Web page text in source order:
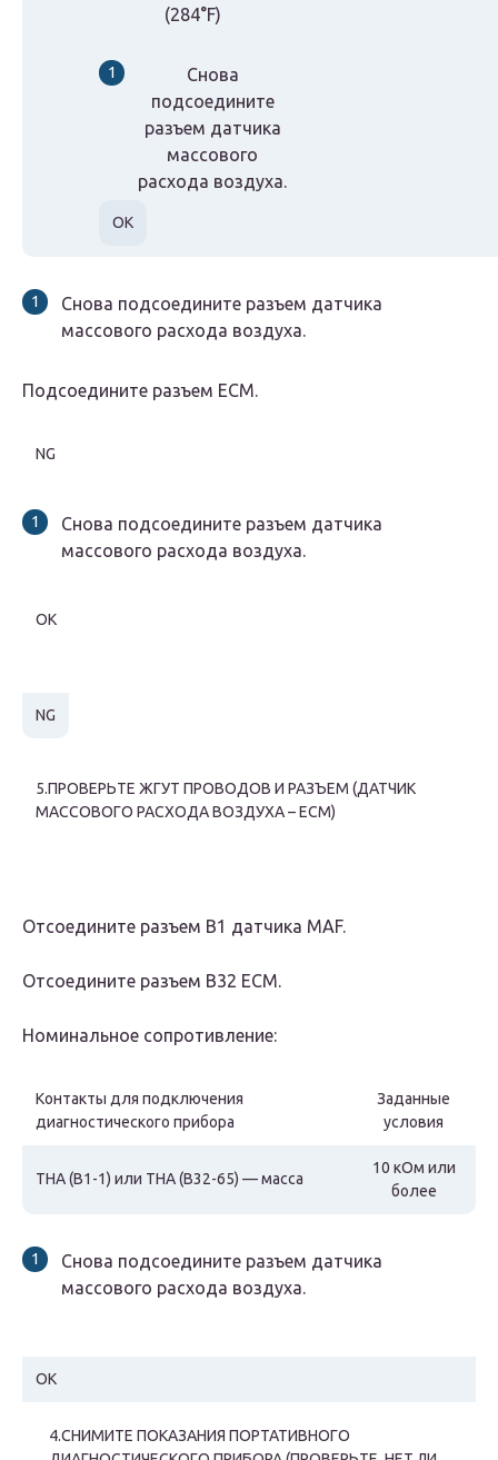
(284°F)
Снова
подсоедините
разъем датчика
массового
расхода воздуха.
OK
Снова подсоедините разъем датчика
массового расхода воздуха.
Подсоедините разъем ECM.
NG
Снова подсоедините разъем датчика
массового расхода воздуха.
OK
NG
5.ПРОВЕРЬТЕ ЖГУТ ПРОВОДОВ И РАЗЪЕМ (ДАТЧИК
МАССОВОГО РАСХОДА ВОЗДУХА – ECM)
Отсоедините разъем В1 датчика MAF.
Отсоедините разъем B32 ЕСМ.
Номинальное сопротивление:
Контакты для подключения
диагностического прибора
Заданные
условия
THA (B1-1) или THA (B32-65) — масса
10 кОм или
более
Снова подсоедините разъем датчика
массового расхода воздуха.
OK
4.СНИМИТЕ ПОКАЗАНИЯ ПОРТАТИВНОГО